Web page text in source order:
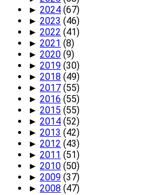
► 2024 (67)
► 2023 (46)
► 2022 (41)
► 2021 (8)
► 2020 (9)
► 2019 (30)
► 2018 (49)
► 2017 (55)
► 2016 (55)
► 2015 (55)
► 2014 (52)
► 2013 (42)
► 2012 (43)
► 2011 (51)
► 2010 (50)
► 2009 (37)
► 2008 (47)